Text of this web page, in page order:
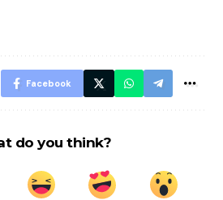
Facebook
do you think?